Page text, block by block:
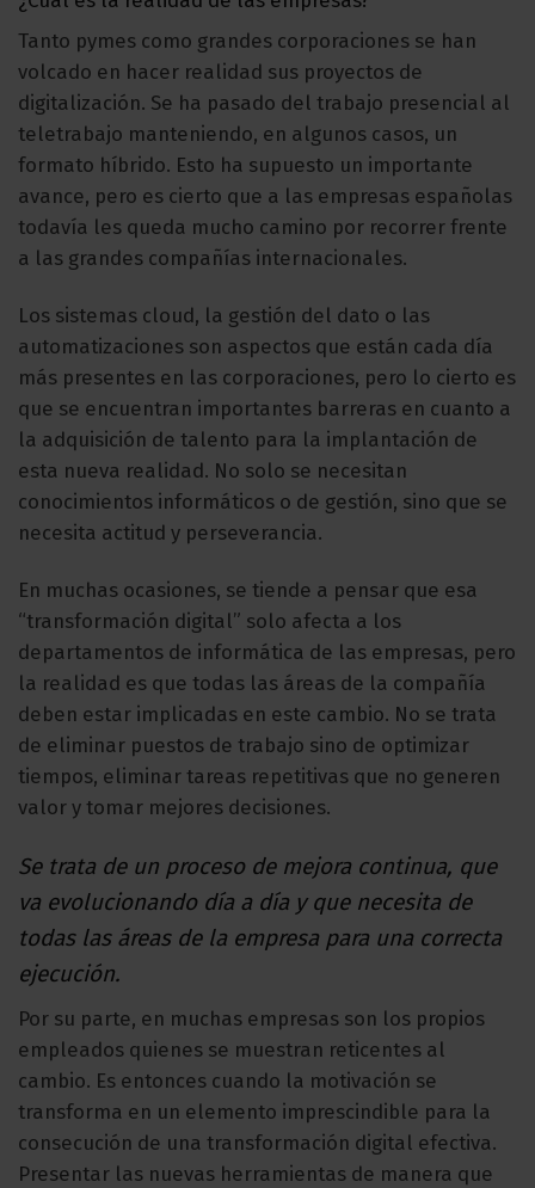
Tanto pymes como grandes corporaciones se han
volcado en hacer realidad sus proyectos de
digitalización. Se ha pasado del trabajo presencial al
teletrabajo manteniendo, en algunos casos, un
formato híbrido. Esto ha supuesto un importante
avance, pero es cierto que a las empresas españolas
todavía les queda mucho camino por recorrer frente
a las grandes compañías internacionales.
Los sistemas cloud, la gestión del dato o las
automatizaciones son aspectos que están cada día
más presentes en las corporaciones, pero lo cierto es
que se encuentran importantes barreras en cuanto a
la adquisición de talento para la implantación de
esta nueva realidad. No solo se necesitan
conocimientos informáticos o de gestión, sino que se
necesita actitud y perseverancia.
En muchas ocasiones, se tiende a pensar que esa
“transformación digital” solo afecta a los
departamentos de informática de las empresas, pero
la realidad es que todas las áreas de la compañía
deben estar implicadas en este cambio. No se trata
de eliminar puestos de trabajo sino de optimizar
tiempos, eliminar tareas repetitivas que no generen
valor y tomar mejores decisiones.
Se trata de un proceso de mejora continua, que
va evolucionando día a día y que necesita de
todas las áreas de la empresa para una correcta
ejecución.
Por su parte, en muchas empresas son los propios
empleados quienes se muestran reticentes al
cambio. Es entonces cuando la motivación se
transforma en un elemento imprescindible para la
consecución de una transformación digital efectiva.
Presentar las nuevas herramientas de manera que